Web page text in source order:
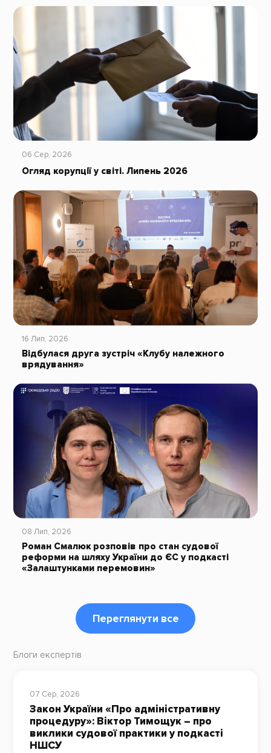
06 Сер, 2026
Огляд корупції у світі. Липень 2026
16 Лип, 2026
Відбулася друга зустріч «Клубу належного
врядування»
08 Лип, 2026
Роман Смалюк розповів про стан судової
реформи на шляху України до ЄС у подкасті
«Залаштунками перемовин»
Переглянути все
Блоги експертів
07 Сер, 2026
Закон України «Про адміністративну
процедуру»: Віктор Тимощук – про
виклики судової практики у подкасті
НШСУ